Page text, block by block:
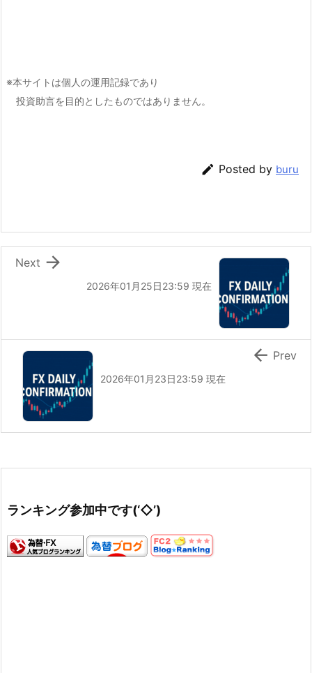
※本サイトは個人の運用記録であり
投資助言を目的としたものではありません。
 Posted by buru
2026年01月25日23:59 現在

Next
2026年01月23日23:59 現在
 Prev
ランキング参加中です(‘◇’)ゞ